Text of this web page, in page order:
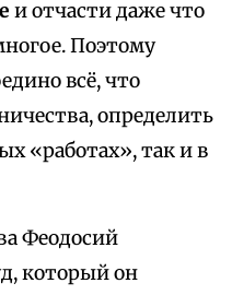
и отчасти даже что
Поэтому
всё, что
определить
«работах», так и в
Феодосий
который он